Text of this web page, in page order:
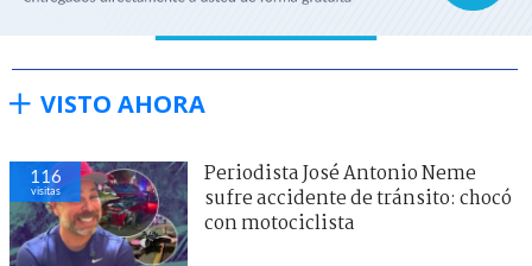
VISTO AHORA
116
visitas
Periodista José Antonio Neme
sufre accidente de tránsito: chocó
con motociclista